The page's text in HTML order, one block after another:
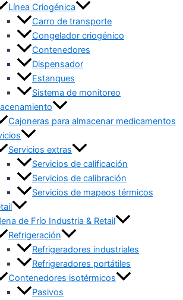
Línea Criogénica
Carro de transporte
Congelador criogénico
Contenedores
Dispensador
Estanques
Sistema de monitoreo
Cajoneras para almacenar medicamentos
Servicios extras
Servicios de calificación
Servicios de calibración
Servicios de mapeos térmicos
de Frío Industria & Retail
Refrigeración
Refrigeradores industriales
Refrigeradores portátiles
Contenedores isotérmicos
Pasivos